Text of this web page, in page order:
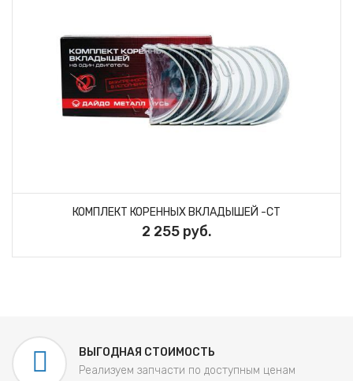
КОМПЛЕКТ КОРЕННЫХ ВКЛАДЫШЕЙ -СТ
2 255 руб.
ВЫГОДНАЯ СТОИМОСТЬ
Реализуем запчасти по доступным ценам